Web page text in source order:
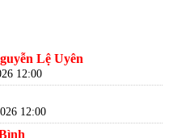
Lệ Uyên
12:00
12:00